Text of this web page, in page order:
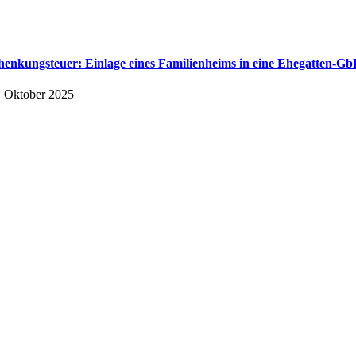
Einlage eines Familienheims in eine Ehegatten-
Oktober 2025